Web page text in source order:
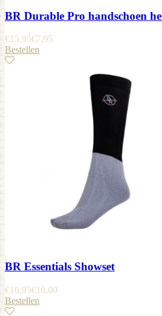
BR Durable Pro handschoen
€15,95€7,95
Bestellen
BR Essentials Showset
€16,95€10,00
Bestellen